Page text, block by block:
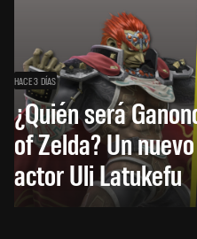
HACE 3 DÍAS
¿Quién será
of Zelda? Un
actor Uli Latukefu